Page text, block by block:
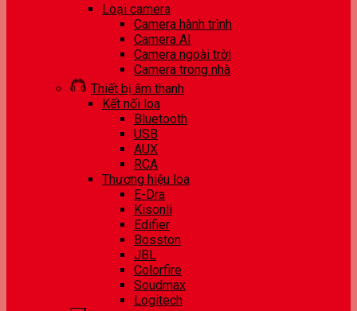
Loại camera
Camera hành trình
Camera AI
Camera ngoài trời
Camera trong nhà
Thiết bị âm thanh
Kết nối loa
Bluetooth
USB
AUX
RCA
Thương hiệu loa
E-Dra
Kisonli
Edifier
Bosston
JBL
Colorfire
Soudmax
Logitech